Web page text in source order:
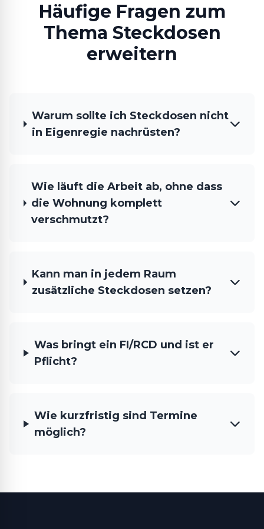
Häufige Fragen zum
Thema Steckdosen
erweitern
Warum sollte ich Steckdosen nicht
in Eigenregie nachrüsten?
Wie läuft die Arbeit ab, ohne dass
die Wohnung komplett
verschmutzt?
Kann man in jedem Raum
zusätzliche Steckdosen setzen?
Was bringt ein FI/RCD und ist er
Pflicht?
Wie kurzfristig sind Termine
möglich?